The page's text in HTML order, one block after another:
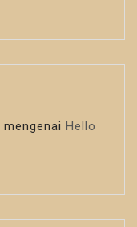
mengenai Hello